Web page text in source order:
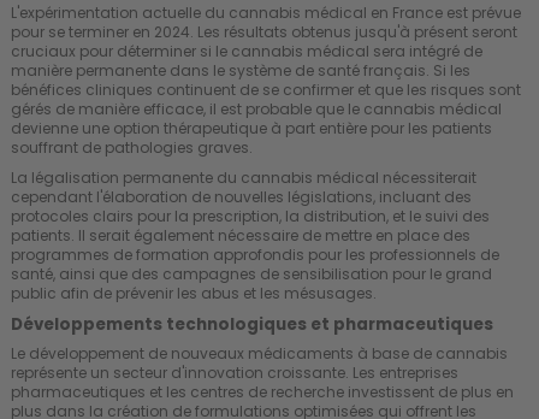
L'expérimentation actuelle du cannabis médical en France est prévue
pour se terminer en 2024. Les résultats obtenus jusqu'à présent seront
cruciaux pour déterminer si le cannabis médical sera intégré de
manière permanente dans le système de santé français. Si les
bénéfices cliniques continuent de se confirmer et que les risques sont
gérés de manière efficace, il est probable que le cannabis médical
devienne une option thérapeutique à part entière pour les patients
souffrant de pathologies graves.
La légalisation permanente du cannabis médical nécessiterait
cependant l'élaboration de nouvelles législations, incluant des
protocoles clairs pour la prescription, la distribution, et le suivi des
patients. Il serait également nécessaire de mettre en place des
programmes de formation approfondis pour les professionnels de
santé, ainsi que des campagnes de sensibilisation pour le grand
public afin de prévenir les abus et les mésusages.
Développements technologiques et pharmaceutiques
Le développement de nouveaux médicaments à base de cannabis
représente un secteur d'innovation croissante. Les entreprises
pharmaceutiques et les centres de recherche investissent de plus en
plus dans la création de formulations optimisées qui offrent les